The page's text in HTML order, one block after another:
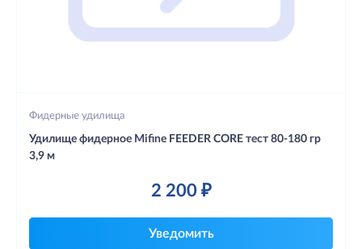
Фидерные удилища
Удилище фидерное Mifine FEEDER CORE тест 80-180 гр
3,9 м
2 200 ₽
Уведомить